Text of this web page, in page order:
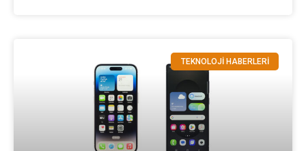
TEKNOLOJİ HABERLERİ